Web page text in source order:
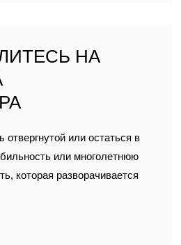
НА
или остаться в
или многолетнюю
которая разворачивается